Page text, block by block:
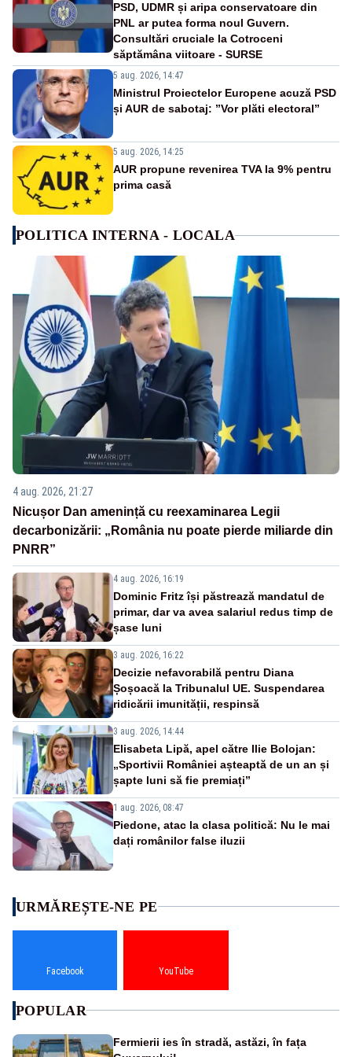
PSD, UDMR și aripa conservatoare din
PNL ar putea forma noul Guvern.
Consultări cruciale la Cotroceni
săptămâna viitoare - SURSE
5 aug. 2026, 14:47
Ministrul Proiectelor Europene acuză PSD
și AUR de sabotaj: ”Vor plăti electoral”
5 aug. 2026, 14:25
AUR propune revenirea TVA la 9% pentru
prima casă
POLITICA INTERNA - LOCALA
4 aug. 2026, 21:27
Nicușor Dan amenință cu reexaminarea Legii
decarbonizării: „România nu poate pierde miliarde din
PNRR”
4 aug. 2026, 16:19
Dominic Fritz își păstrează mandatul de
primar, dar va avea salariul redus timp de
șase luni
3 aug. 2026, 16:22
Decizie nefavorabilă pentru Diana
Șoșoacă la Tribunalul UE. Suspendarea
ridicării imunității, respinsă
3 aug. 2026, 14:44
Elisabeta Lipă, apel către Ilie Bolojan:
„Sportivii României așteaptă de un an și
șapte luni să fie premiați”
1 aug. 2026, 08:47
Piedone, atac la clasa politică: Nu le mai
dați românilor false iluzii
URMĂREȘTE-NE PE
Facebook YouTube
POPULAR
Fermierii ies în stradă, astăzi, în fața